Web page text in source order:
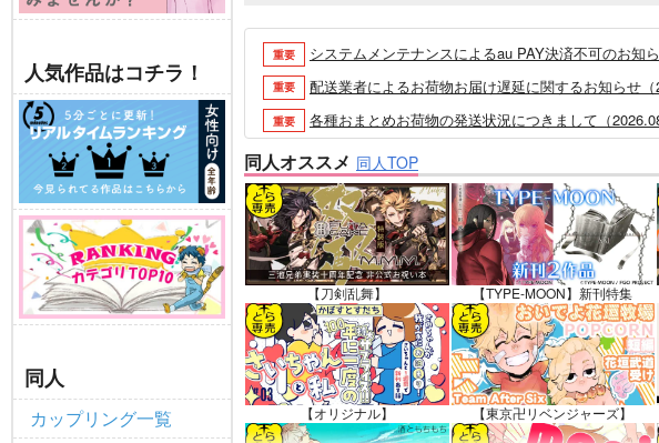
人気作品はコチラ！
同人
カップリング一覧
重要 システムメンテナンスによるau PAY決済不可のお知
重要 配送業者によるお荷物お届け遅延に関するお知らせ（
重要 各種おまとめお荷物の発送状況につきまして（
重要 【2026/5/7より】再販投票システム・アップデートの
重要 【2026/4/1より】とらのあなプレミアム、新支払い
重要 おまとめサイクル「定期便(月2)」一般会員様の利用
重要 「とらのあな×駿河屋日本橋乙女同人誌館」通販店
重要 【2025/12/1より】「通販ポイント⇒とらコイン変換
重要 個人情報保護方針の改定について（2025.09.19 更新
重要 ポイント付与・管理体制改定のお知らせ（
全てのお知らせを見る
同人オススメ 同人TOP
【刀剣乱舞】 【TYPE-MOON】新刊特集
【オリジナル】 【東京卍リベンジャーズ】